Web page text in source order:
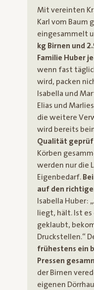
Mit vereinten
Karl vom Baum
eingesammelt
kg Birnen und
Familie Huber
wenn fast
wird, packen
Isabella und
Elias und
die weitere
wird bereits
Qualität
Körben
werden nur die
Eigenbedarf.
auf den
Isabella Huber:
liegt, hält. Ist es
geklaubt,
Druckstellen.“
frühestens ein
Pressen
der Birnen
eigenen